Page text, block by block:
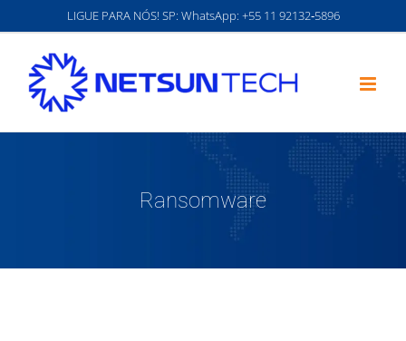
para
conteúdo
LIGUE PARA NÓS! SP: WhatsApp: ‪+55 11 92132‑5896‬
Ransomware